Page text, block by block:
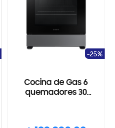
Cocina de Gas 6
quemadores 30
-25%